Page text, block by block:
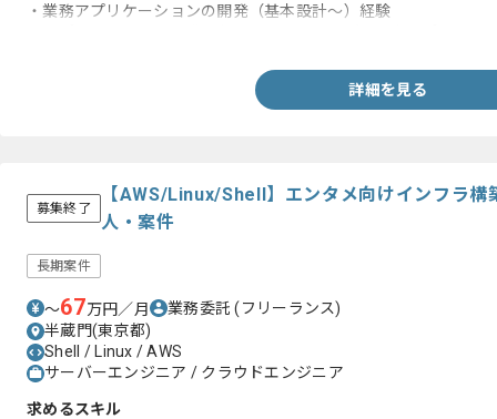
・業務アプリケーションの開発（基本設計～）経験
詳細を見る
募集終了
【AWS/Linux/Shell】エンタメ向けインフラ構
人・案件
長期案件
〜67万円／月 業務委託(フリーランス)
半蔵門(東京都)
Shell / Linux / AWS
サーバーエンジニア / クラウドエンジニア
求めるスキル